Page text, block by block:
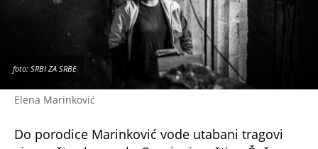
Elena Marinković
foto: SRBI ZA SRBE
Do porodice Marinković vode utabani tragovi